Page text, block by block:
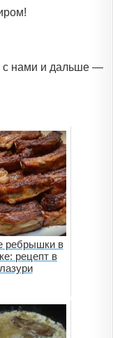
с нами и дальше —
ребрышки в
рецепт в